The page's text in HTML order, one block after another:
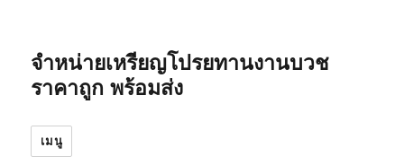
จำหน่ายเหรียญโปรยทานงานบวช
ราคาถูก พร้อมส่ง
เมนู